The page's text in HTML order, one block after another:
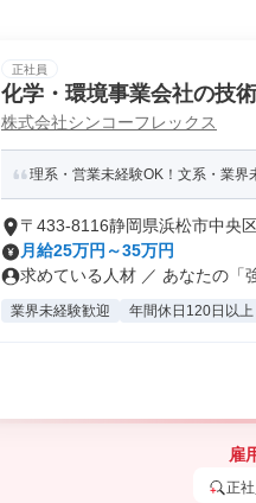
正社員
化学・環境事業会社の技
株式会社シンコーフレックス
理系・営業未経験OK！文系・業界
〒433-8116静岡県浜松市中央
月給25万円～35万円
求めている人材 ／ あなたの「
業界未経験歓迎 年間休日120日以上
雇
正